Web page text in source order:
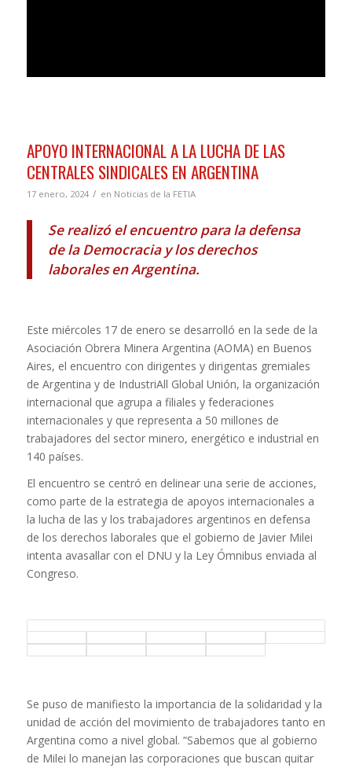
APOYO INTERNACIONAL A LA LUCHA DE LAS
CENTRALES SINDICALES EN ARGENTINA
17 enero, 2024 / en Noticias de la FETIA
Se realizó el encuentro para la defensa
de la Democracia y los derechos
laborales en Argentina.
Este miércoles 17 de enero se desarrolló en la sede de la
Asociación Obrera Minera Argentina (AOMA) en Buenos
Aires, el encuentro con dirigentes y dirigentas gremiales
de Argentina y de IndustriAll Global Unión, la organización
internacional que agrupa a filiales y federaciones
internacionales y que representa a 50 millones de
trabajadores del sector minero, energético e industrial en
140 países.
El encuentro se centró en delinear una serie de acciones,
como parte de la estrategia de apoyos internacionales a
la lucha de las y los trabajadores argentinos en defensa
de los derechos laborales que el gobierno de Javier Milei
intenta avasallar con el DNU y la Ley Ómnibus enviada al
Congreso.
Se puso de manifiesto la importancia de la solidaridad y la
unidad de acción del movimiento de trabajadores tanto en
Argentina como a nivel global. “Sabemos que al gobierno
de Milei lo manejan las corporaciones que buscan quitar